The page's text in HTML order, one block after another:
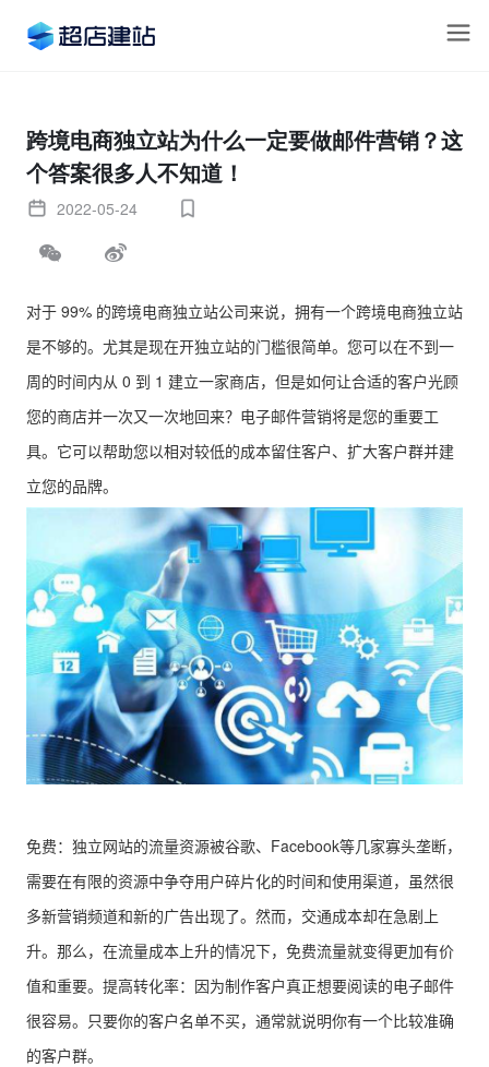
跨境电商独立站为什么一定要做邮件营销？这
个答案很多人不知道！
2022-05-24
对于 99% 的跨境电商独立站公司来说，拥有一个跨境电商独立站
是不够的。尤其是现在开独立站的门槛很简单。您可以在不到一
周的时间内从 0 到 1 建立一家商店，但是如何让合适的客户光顾
您的商店并一次又一次地回来？电子邮件营销将是您的重要工
具。它可以帮助您以相对较低的成本留住客户、扩大客户群并建
立您的品牌。
免费：独立网站的流量资源被谷歌、Facebook等几家寡头垄断，
需要在有限的资源中争夺用户碎片化的时间和使用渠道，虽然很
多新营销频道和新的广告出现了。然而，交通成本却在急剧上
升。那么，在流量成本上升的情况下，免费流量就变得更加有价
值和重要。提高转化率：因为制作客户真正想要阅读的电子邮件
很容易。只要你的客户名单不买，通常就说明你有一个比较准确
的客户群。